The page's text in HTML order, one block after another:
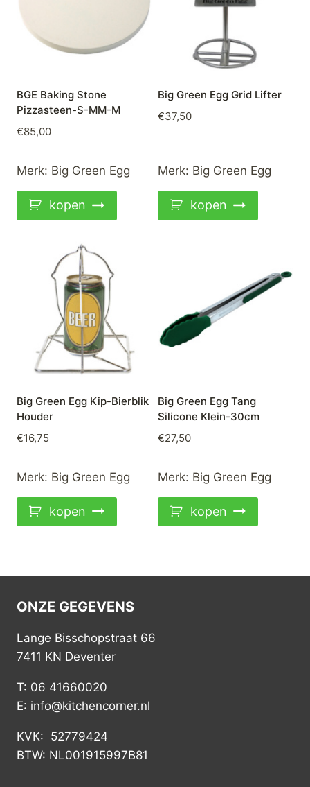
BGE Baking Stone
Pizzasteen-S-MM-M
€85,00
Merk: Big Green Egg
kopen
Big Green Egg Grid Lifter
€37,50
Merk: Big Green Egg
kopen
Big Green Egg Kip-Bierblik
Houder
€16,75
Merk: Big Green Egg
kopen
Big Green Egg Tang
Silicone Klein-30cm
€27,50
Merk: Big Green Egg
kopen
ONZE GEGEVENS
Lange Bisschopstraat 66
7411 KN Deventer
T: 06 41660020
E: info@kitchencorner.nl
KVK: 52779424
BTW: NL001915997B81